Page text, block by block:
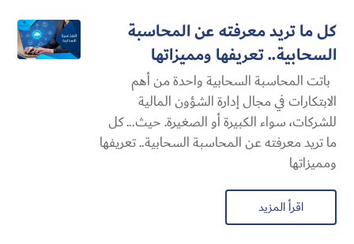
كل ما تريد معرفته عن المحاسبة
السحابية​.. تعريفها ومميزاتها
باتت المحاسبة السحابية​ واحدة من أهم
الابتكارات في مجال إدارة الشؤون المالية
للشركات، سواء الكبيرة أو الصغيرة. حيث... كل
ما تريد معرفته عن المحاسبة السحابية​.. تعريفها
ومميزاتها
اقرأ المزيد